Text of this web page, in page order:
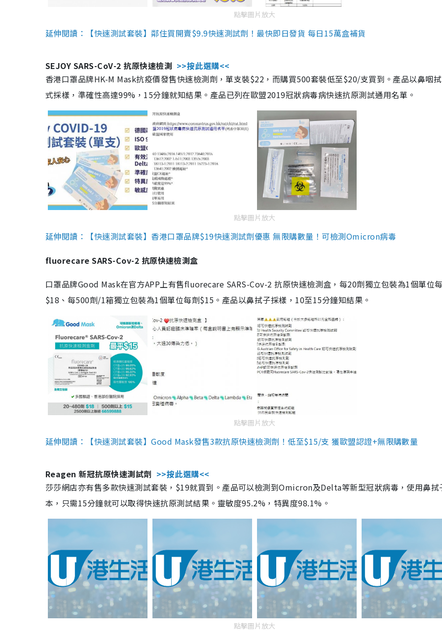
點擊圖片放大
延伸閱讀：【快速測試套裝】鄰住買開賣$9.9快速測試劑！最快即日發貨 每日15萬盒補貨
SEJOY SARS-CoV-2 抗原快速檢測 >>按此選購<<
香港口罩品牌HK-M Mask抗疫價發售快速檢測劑，單支裝$22，而購買500套裝低至$20/支買到。產品以鼻咽
式採樣，準確性高達99%，15分鐘就知結果。產品已列在歐盟2019冠狀病毒病快速抗原測試通用名單。
點擊圖片放大
延伸閱讀：【快速測試套裝】香港口罩品牌$19快速測試劑優惠 無限購數量！可檢測Omicron病毒
fluorecare SARS-Cov-2 抗原快速檢測盒
口罩品牌Good Mask在官方APP上有售fluorecare SARS-Cov-2 抗原快速檢測盒，每20劑獨立包裝為1個單位
$18、每500劑/1箱獨立包裝為1個單位每劑$15。產品以鼻拭子採樣，10至15分鐘知結果。
點擊圖片放大
延伸閱讀：【快速測試套裝】Good Mask發售3款抗原快速檢測劑！低至$15/支 獲歐盟認證+無限購數量
Reagen 新冠抗原快速測試劑 >>按此選購<<
莎莎網店亦有售多款快速測試套裝，$19就買到。產品可以檢測到Omicron及Delta等新型冠狀病毒，使用鼻拭
本，只需15分鐘就可以取得快速抗原測試結果。靈敏度95.2%，特異度98.1%。
點擊圖片放大